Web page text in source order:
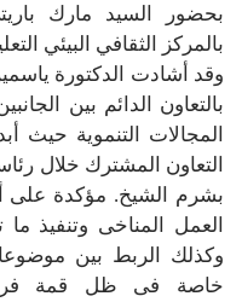
بحضور السيد مارك
بالمركز الثقافي البيئي
وقد أشادت الدكتورة
بالتعاون الدائم بين
المجالات التنموية حيث
بشرم الشيخ. مؤكدة على
العمل المناخى وتنفيذ
وكذلك الربط بين
خاصة فى ظل قمة